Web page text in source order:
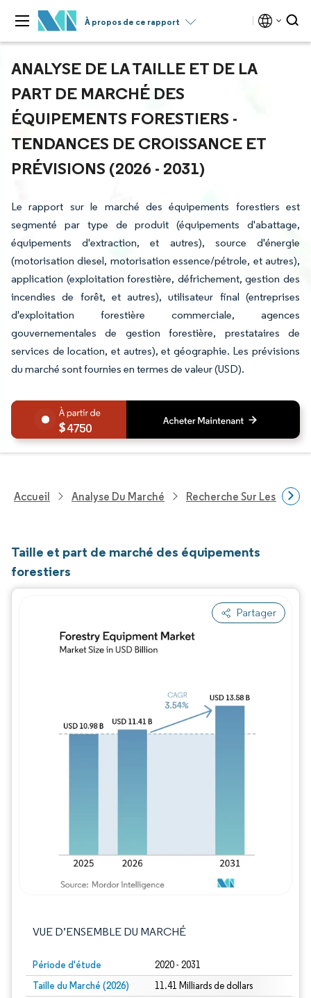
À propos de ce rapport
ANALYSE DE LA TAILLE ET DE LA
PART DE MARCHÉ DES
ÉQUIPEMENTS FORESTIERS -
TENDANCES DE CROISSANCE ET
PRÉVISIONS (2026 - 2031)
Le rapport sur le marché des équipements forestiers est
segmenté par type de produit (équipements d'abattage,
équipements d'extraction, et autres), source d'énergie
(motorisation diesel, motorisation essence/pétrole, et autres),
application (exploitation forestière, défrichement, gestion des
incendies de forêt, et autres), utilisateur final (entreprises
d'exploitation forestière commerciale, agences
gouvernementales de gestion forestière, prestataires de
services de location, et autres), et géographie. Les prévisions
du marché sont fournies en termes de valeur (USD).
4750
Accueil Analyse Du Marché Recherche Sur Les
Taille et part de marché des équipements
forestiers
Partager
VUE D’ENSEMBLE DU MARCHÉ
Période d'étude 2020 - 2031
Taille du Marché (2026) 11.41 Milliards de dollars